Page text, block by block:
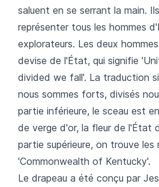
saluent en se serrant la main.
représenter tous les hommes
explorateurs. Les deux
devise de l'État, qui signifie
divided we fall'. La traduction
nous sommes forts, divisés
partie inférieure, le sceau est
de verge d'or, la fleur de l'État
partie supérieure, on trouve les
'Commonwealth of Kentucky'.
Le drapeau a été conçu par